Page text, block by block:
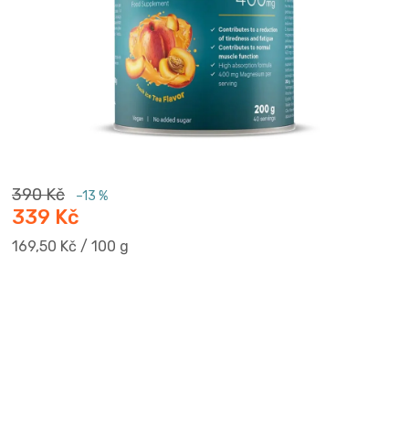
390 Kč –13 %
339 Kč
Měrná
169,50 Kč / 100 g